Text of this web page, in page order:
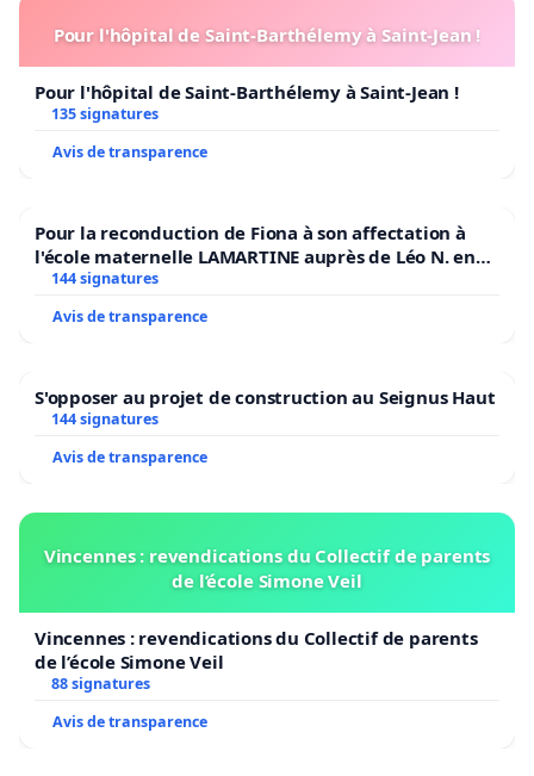
Pour l'hôpital de Saint-Barthélemy à Saint-Jean !
Pour l'hôpital de Saint-Barthélemy à Saint-Jean !
135 signatures
Avis de transparence
Pour la reconduction de Fiona à son affectation à
l'école maternelle LAMARTINE auprès de Léo N. en
2026/2027
144 signatures
Avis de transparence
S'opposer au projet de construction au Seignus Haut
144 signatures
Avis de transparence
Vincennes : revendications du Collectif de parents
de l’école Simone Veil
Vincennes : revendications du Collectif de parents
de l’école Simone Veil
88 signatures
Avis de transparence